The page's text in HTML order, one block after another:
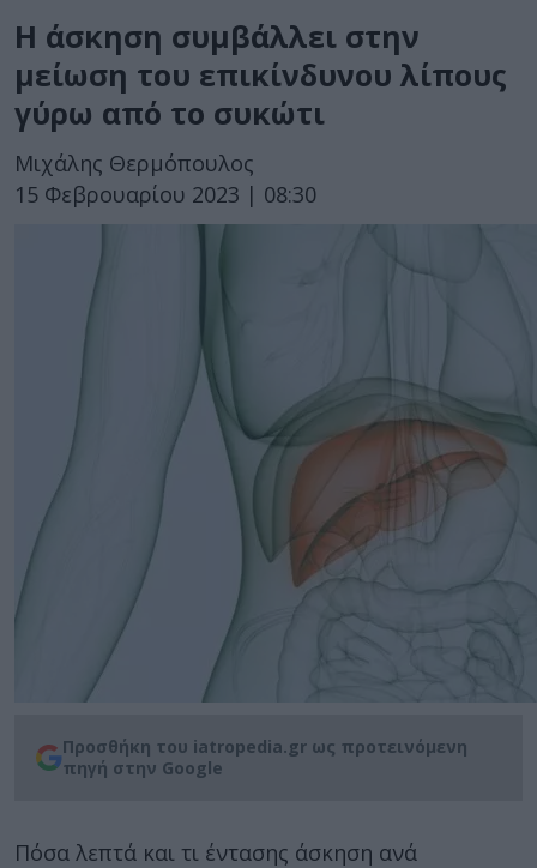
Η άσκηση συμβάλλει στην
μείωση του επικίνδυνου λίπους
γύρω από το συκώτι
Μιχάλης Θερμόπουλος
15 Φεβρουαρίου 2023 | 08:30
Προσθήκη του iatropedia.gr ως προτεινόμενη
πηγή στην Google
Πόσα λεπτά και τι έντασης άσκηση ανά